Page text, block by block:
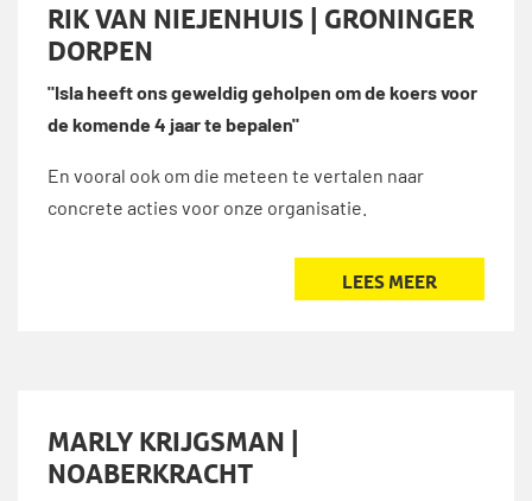
RIK VAN NIEJENHUIS | GRONINGER
DORPEN
"Isla heeft ons geweldig geholpen om de koers voor
de komende 4 jaar te bepalen"
En vooral ook om die meteen te vertalen naar
concrete acties voor onze organisatie.
LEES MEER
MARLY KRIJGSMAN |
NOABERKRACHT